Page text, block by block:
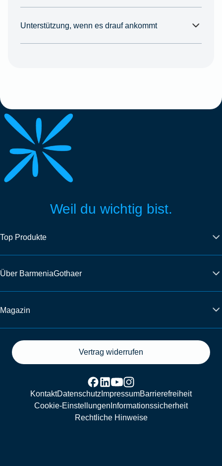
Unterstützung, wenn es drauf ankommt
Weil du wichtig bist.
Top Produkte
Über BarmeniaGothaer
Magazin
Vertrag widerrufen
KontaktDatenschutz ImpressumBarrierefreiheit
Cookie-Einstellungen Informationssicherheit
Rechtliche Hinweise